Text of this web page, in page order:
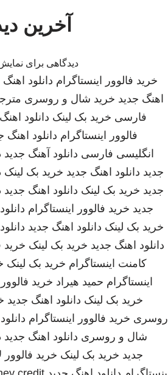
آخرین
دیدگاهی برای
خرید فالوور اینستاگرام دانلود
اهنگ جدید خرید شال و روسری
فارسی خرید بک لینک دانلود
فالوور اینستاگرام دانلود اهنگ
انگلیسی فارسی دانلود آهنگ جدید
جدید دانلود اهنگ جدید خرید بک لینک
جدید خرید بک لینک دانلود اهنگ جدید
جدید خرید فالوور اینستاگرام
خرید بک لینک دانلود اهنگ جدید
دانلود اهنگ جدید خرید بک لینک خرید
کامنت اینستاگرام خرید بک لینک
اینستاگرام حمید هیراد خرید
خرید بک لینک دانلود اهنگ جدید
روسری خرید فالوور اینستاگرام
شال و روسری دانلود اهنگ جدید
جدید خرید بک لینک خرید